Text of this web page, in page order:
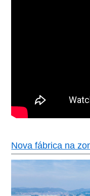
Nova fábrica na